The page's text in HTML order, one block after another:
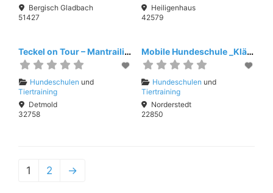
Bergisch Gladbach
51427
Heiligenhaus
42579
Teckel on Tour – Mantrailing, Scent Detection & mob. Hundeschule
Hundeschulen und
Tiertraining
Detmold
32758
Mobile Hundeschule _Kläff_
Hundeschulen und
Tiertraining
Norderstedt
22850
1 2 →